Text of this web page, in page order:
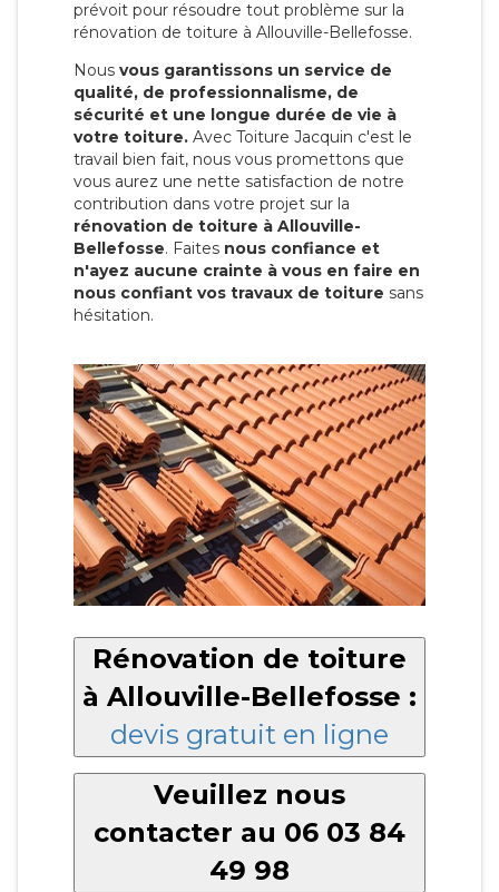
prévoit pour résoudre tout problème sur la
rénovation de toiture à Allouville-Bellefosse.
Nous vous garantissons un service de
qualité, de professionnalisme, de
sécurité et une longue durée de vie à
votre toiture. Avec Toiture Jacquin c'est le
travail bien fait, nous vous promettons que
vous aurez une nette satisfaction de notre
contribution dans votre projet sur la
rénovation de toiture à Allouville-
Bellefosse. Faites nous confiance et
n'ayez aucune crainte à vous en faire en
nous confiant vos travaux de toiture sans
hésitation.
Rénovation de toiture
à Allouville-Bellefosse :
devis gratuit en ligne
Veuillez nous
contacter au 06 03 84
49 98